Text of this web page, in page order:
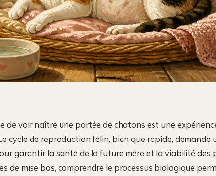
de voir naître une portée de chatons est une
cycle de reproduction félin, bien que rapide, demande
garantir la santé de la future mère et la viabilité des
de mise bas, comprendre le processus biologique